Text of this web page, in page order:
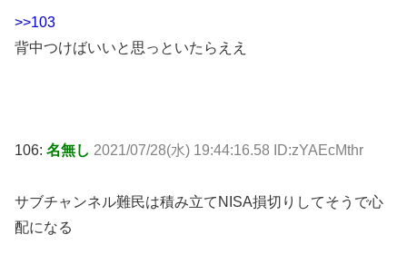
>>103
背中つけばいいと思っといたらええ
106: 名無し 2021/07/28(水) 19:44:16.58 ID:zYAEcMthr
サブチャンネル難民は積み立てNISA損切りしてそうで心
配になる